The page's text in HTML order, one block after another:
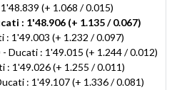
(+ 1.068 / 0.015)
: 1'48.906 (+ 1.135 / 0.067)
: 1'49.003 (+ 1.232 / 0.097)
Ducati : 1'49.015 (+ 1.244 / 0.012)
: 1'49.026 (+ 1.255 / 0.011)
: 1'49.107 (+ 1.336 / 0.081)